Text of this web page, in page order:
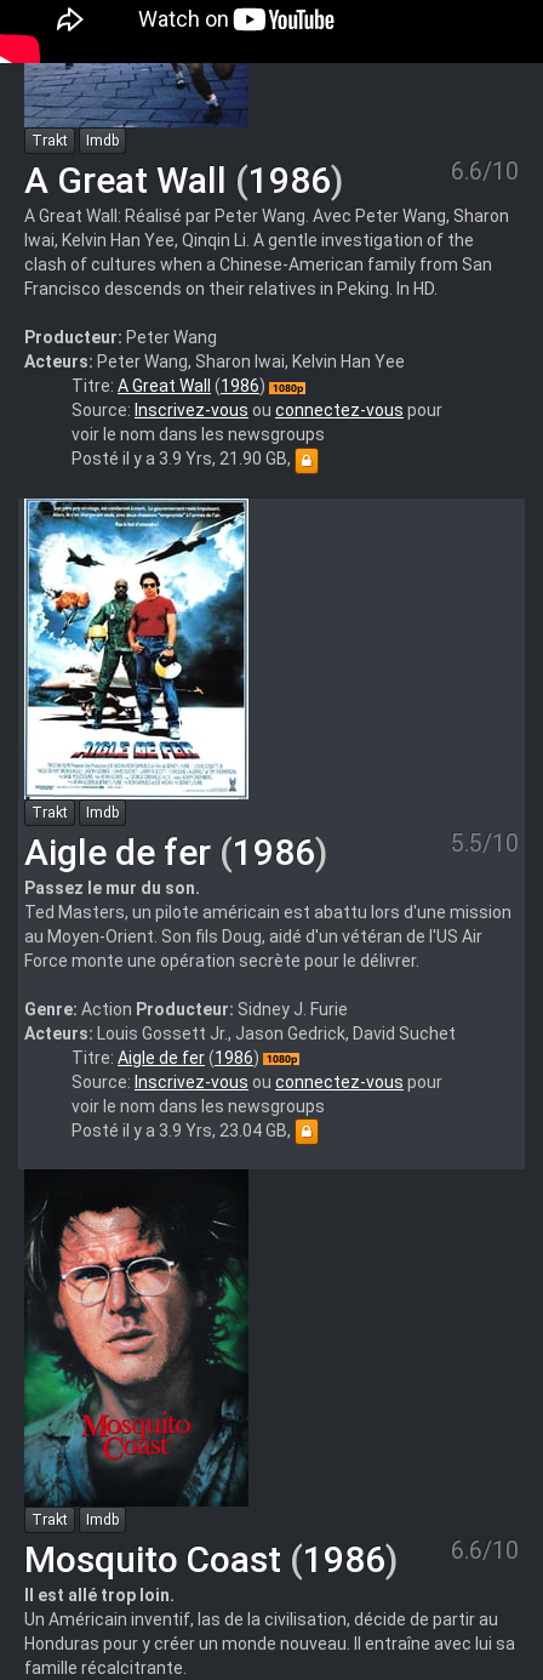
Trakt Imdb
A Great Wall (1986) 6.6/10
A Great Wall: Réalisé par Peter Wang. Avec Peter Wang, Sharon
Iwai, Kelvin Han Yee, Qinqin Li. A gentle investigation of the
clash of cultures when a Chinese-American family from San
Francisco descends on their relatives in Peking. In HD.
Producteur: Peter Wang
Acteurs: Peter Wang, Sharon Iwai, Kelvin Han Yee
A.great.wall.
(1986).1080p.FRENCH
Titre: A Great Wall (1986)
Source: Inscrivez-vous ou connectez-vous pour
voir le nom dans les newsgroups
Posté il y a 3.9 Yrs, 21.90 GB,
Trakt Imdb
Aigle de fer (1986) 5.5/10
Passez le mur du son.
Ted Masters, un pilote américain est abattu lors d'une mission
au Moyen-Orient. Son fils Doug, aidé d'un vétéran de l'US Air
Force monte une opération secrète pour le délivrer.
Genre: Action Producteur: Sidney J. Furie
Acteurs: Louis Gossett Jr., Jason Gedrick, David Suchet
Aigle.de.fer.
(1986).1080p.FRENCH
Titre: Aigle de fer(1986)
Source: Inscrivez-vous ou connectez-vous pour
voir le nom dans les newsgroups
Posté il y a 3.9 Yrs, 23.04 GB,
Trakt Imdb
Mosquito Coast (1986) 6.6/10
Il est allé trop loin.
Un Américain inventif, las de la civilisation, décide de partir au
Honduras pour y créer un monde nouveau. Il entraîne avec lui sa
famille récalcitrante.